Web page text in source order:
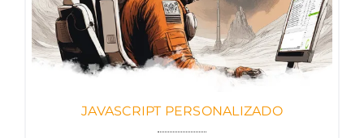
JAVASCRIPT PERSONALIZADO